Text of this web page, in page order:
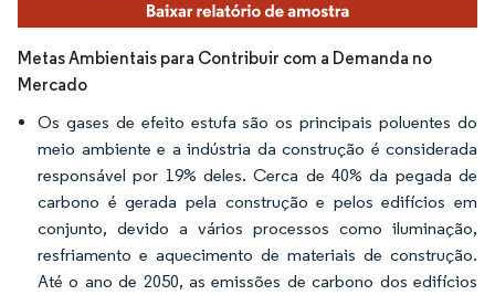
Metas Ambientais para Contribuir com a Demanda no
Mercado
Os gases de efeito estufa são os principais poluentes do
meio ambiente e a indústria da construção é considerada
responsável por 19% deles. Cerca de 40% da pegada de
carbono é gerada pela construção e pelos edifícios em
conjunto, devido a vários processos como iluminação,
resfriamento e aquecimento de materiais de construção.
Até o ano de 2050, as emissões de carbono dos edifícios